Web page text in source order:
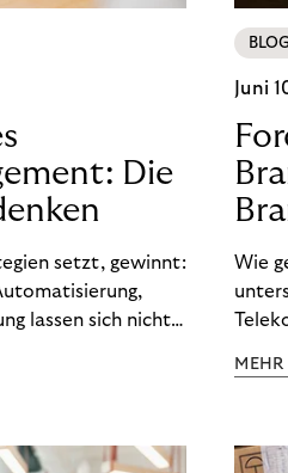
Die
setzt, gewinnt:
lassen sich nicht
wie Recovery-
BLOG
Juni
Wie
MEHR